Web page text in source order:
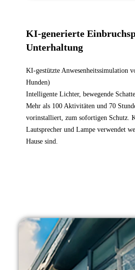
KI-generierte
Unterhaltung
KI-gestützte Anwesenheitssimulation
Hunden)
Intelligente Lichter, bewegende
Mehr als 100 Aktivitäten und 70
vorinstalliert, zum sofortigen Schutz.
Lautsprecher und Lampe verwendet
Hause sind.